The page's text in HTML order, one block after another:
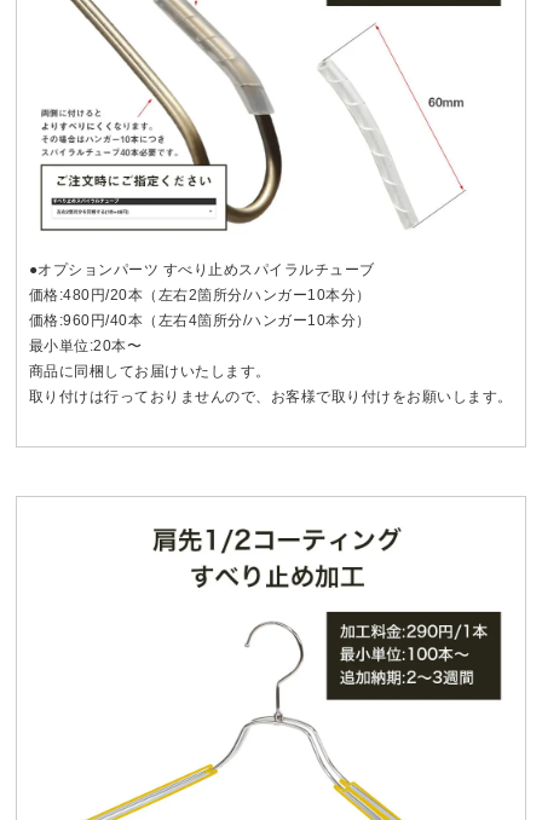
●オプションパーツ すべり止めスパイラルチューブ
価格:480円/20本（左右2箇所分/ハンガー10本分）
価格:960円/40本（左右4箇所分/ハンガー10本分）
最小単位:20本〜
商品に同梱してお届けいたします。
取り付けは行っておりませんので、お客様で取り付けをお願いします。